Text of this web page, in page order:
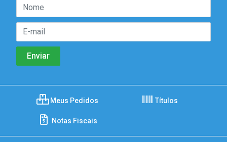
Meus Pedidos Títulos
Notas Fiscais